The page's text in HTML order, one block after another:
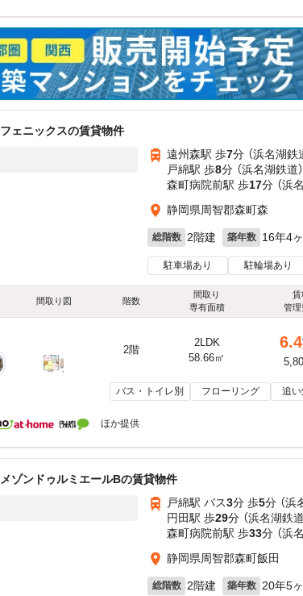
フェニックスの賃貸物件
遠州森駅 歩7分 （浜名湖鉄
戸綿駅 歩8分 （浜名湖鉄道）
森町病院前駅 歩17分 （浜
静岡県周智郡森町森
総階数 2階建 築年数 16年4
駐車場あり 駐輪場あり
間取り図 階数
間取り
専有面積
賃
管理
2階
2LDK
58.66㎡
6.4
バス・トイレ別 フローリング 追
ほか提供
メゾンドゥルミエールBの賃貸物件
戸綿駅 バス3分 歩5分 （浜
円田駅 歩29分 （浜名湖鉄道
森町病院前駅 歩33分 （浜
静岡県周智郡森町飯田
総階数 2階建 築年数 20年5